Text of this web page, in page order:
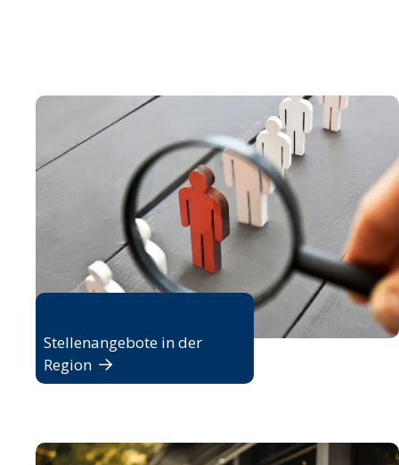
Stellenangebote in der
Region